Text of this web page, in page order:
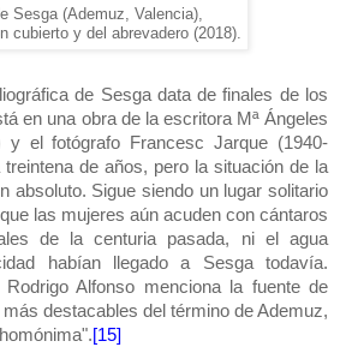
Sesga (Ademuz, Valencia),
cubierto y del abrevadero (2018).
de Sesga data de finales de los
en una obra de la escritora Mª Ángeles
y el fotógrafo Francesc Jarque (1940-
de años, pero la situación de la
absoluto. Sigue siendo un lugar solitario
las mujeres aún acuden con cántaros
de la centuria pasada, ni el agua
habían llegado a Sesga todavía.
Alfonso menciona la fuente de
destacables del término de Ademuz,
[15]